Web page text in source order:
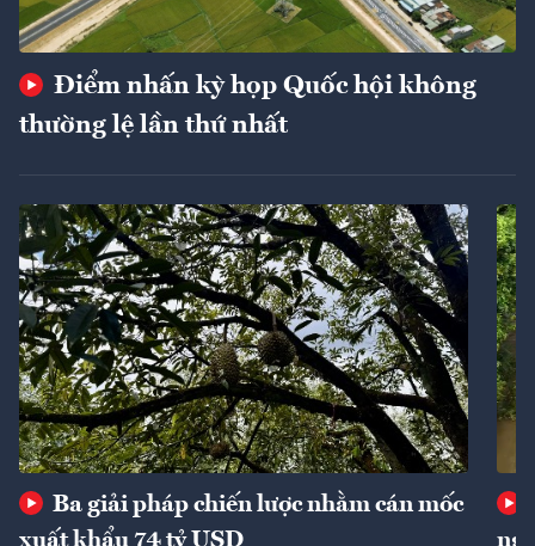
Điểm nhấn kỳ họp Quốc hội không
thường lệ lần thứ nhất
Ba giải pháp chiến lược nhằm cán mốc